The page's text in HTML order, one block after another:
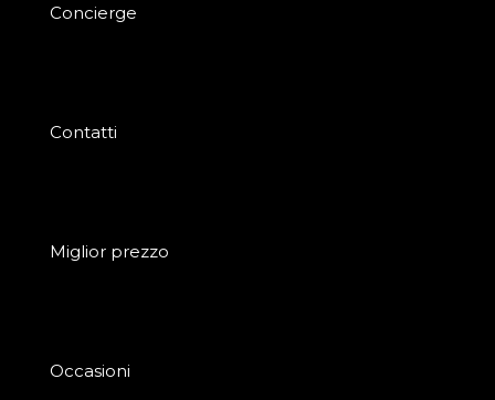
Concierge
Contatti
Miglior prezzo
Occasioni